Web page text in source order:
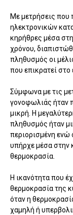
Με μετρήσεις που
ηλεκτρονικών
κηρήθρες μέσα
χρόνου,
πληθυσμός οι
που επικρατεί
Σύμφωνα με τις
γονοφωλιάς ήταν
μικρή. Η
πληθυσμός ήταν
περιορισμένη ενώ
υπήρχε μέσα στην
θερμοκρασία.
Η ικανότητα που
θερμοκρασία της
όταν η
χαμηλή ή